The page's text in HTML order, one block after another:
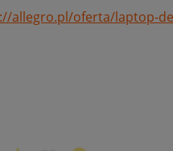
allegro.pl/oferta/laptop-